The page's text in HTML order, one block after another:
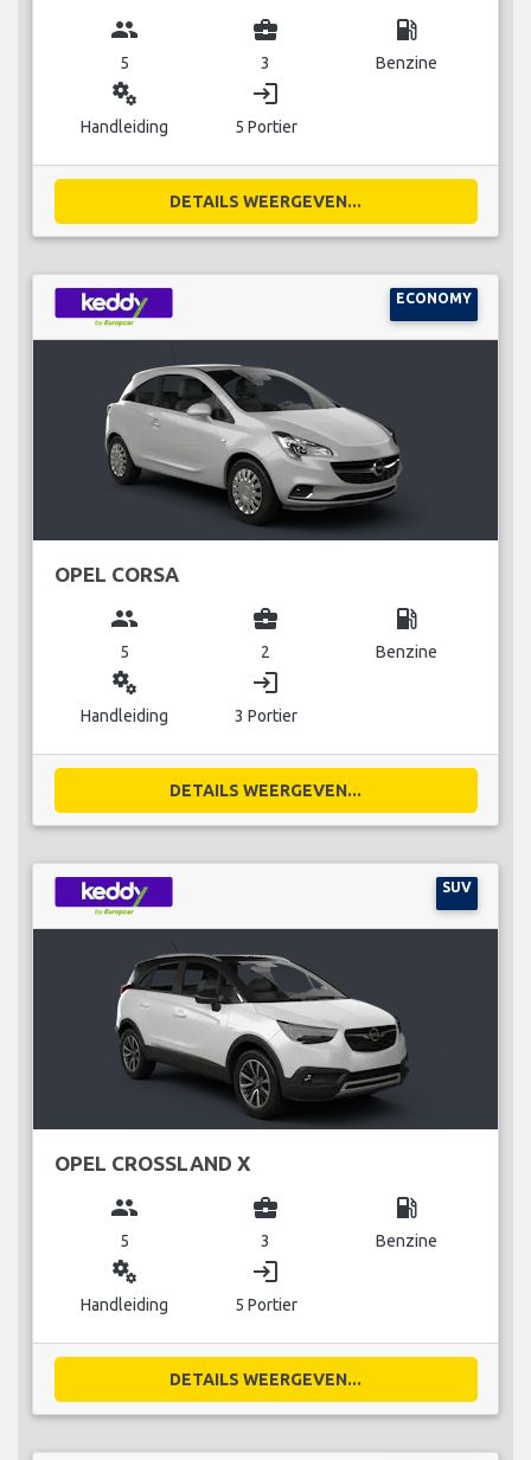
group
5
business_center
3
local_gas_station
Benzine
miscellaneous_services
Handleiding
login
5 Portier
DETAILS WEERGEVEN...
ECONOMY
OPEL CORSA
group
5
business_center
2
local_gas_station
Benzine
miscellaneous_services
Handleiding
login
3 Portier
DETAILS WEERGEVEN...
SUV
OPEL CROSSLAND X
group
5
business_center
3
local_gas_station
Benzine
miscellaneous_services
Handleiding
login
5 Portier
DETAILS WEERGEVEN...